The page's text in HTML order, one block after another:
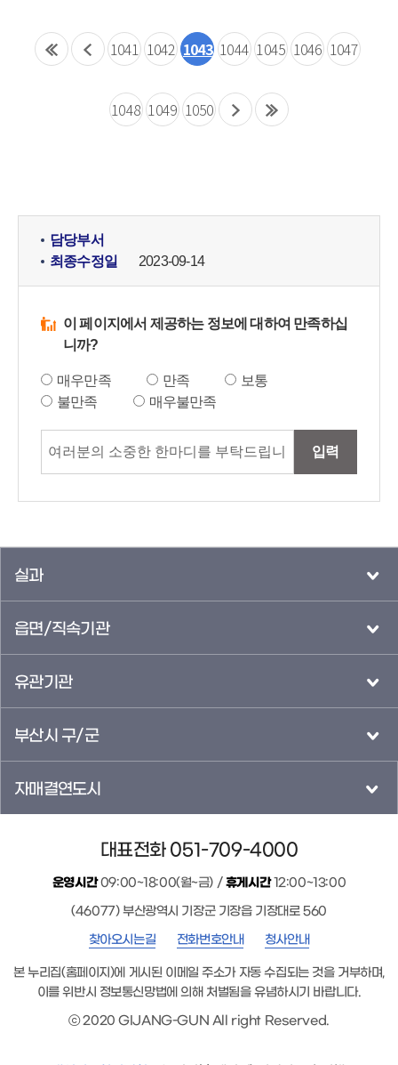
1041 1042 1043 1044 1045 1046 1047
1048 1049 1050
담당부서
최종수정일
2023-09-14
이 페이지에서 제공하는 정보에 대하여 만족하십
니까?
매우만족 만족
보통
불만족
매우불만족
입력
실과
읍면/직속기관
유관기관
부산시 구/군
자매결연도시
대표전화 051-709-4000
운영시간09:00~18:00(월~금) /휴게시간12:00~13:00
(46077) 부산광역시 기장군 기장읍 기장대로 560
찾아오시는길
전화번호안내 청사안내
본 누리집(홈페이지)에 게시된 이메일 주소가 자동 수집되는 것을 거부하며,
이를 위반시 정보통신망법에 의해 처벌됨을 유념하시기 바랍니다.
ⓒ 2020 GIJANG-GUN All right Reserved.